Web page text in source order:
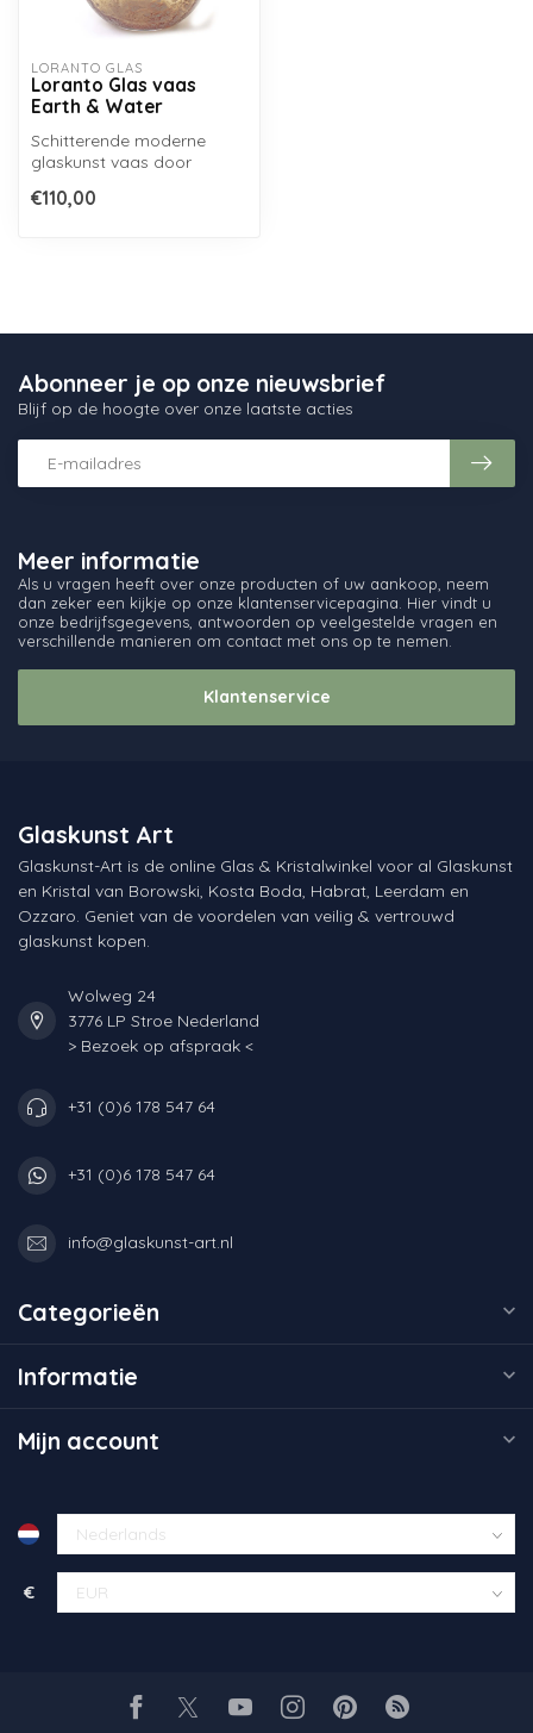
LORANTO GLAS
Loranto Glas vaas
Earth & Water
Schitterende moderne
glaskunst vaas door
uit de serie E...
€110,00
Meer informatie
Als u vragen heeft over onze producten of uw aankoop, neem
dan zeker een kijkje op onze klantenservicepagina. Hier vindt u
onze bedrijfsgegevens, antwoorden op veelgestelde vragen en
verschillende manieren om contact met ons op te nemen.
Klantenservice
Abonneer je op onze nieuwsbrief
Blijf op de hoogte over onze laatste acties
Glaskunst Art
Glaskunst-Art is de online Glas & Kristalwinkel voor al Glaskunst
en Kristal van Borowski, Kosta Boda, Habrat, Leerdam en
Ozzaro. Geniet van de voordelen van veilig & vertrouwd
glaskunst kopen.
Wolweg 24
3776 LP Stroe Nederland
> Bezoek op afspraak <
+31 (0)6 178 547 64
+31 (0)6 178 547 64
info@glaskunst-art.nl
Categorieën
Informatie
Mijn account
€